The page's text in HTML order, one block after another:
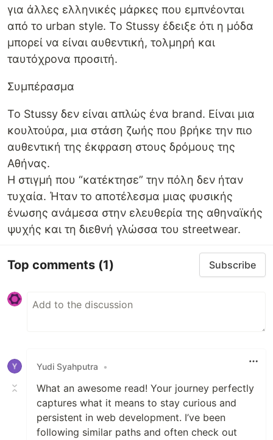
για άλλες ελληνικές μάρκες που εμπνέονται
από το urban style. Το Stussy έδειξε ότι η μόδα
μπορεί να είναι αυθεντική, τολμηρή και
ταυτόχρονα προσιτή.
Συμπέρασμα
Το Stussy δεν είναι απλώς ένα brand. Είναι μια
κουλτούρα, μια στάση ζωής που βρήκε την πιο
αυθεντική της έκφραση στους δρόμους της
Αθήνας.
Η στιγμή που “κατέκτησε” την πόλη δεν ήταν
τυχαία. Ήταν το αποτέλεσμα μιας φυσικής
ένωσης ανάμεσα στην ελευθερία της αθηναϊκής
ψυχής και τη διεθνή γλώσσα του streetwear.
Top comments (1) Subscribe
Yudi Syahputra •
What an awesome read! Your journey perfectly
captures what it means to stay curious and
persistent in web development. I’ve been
following similar paths and often check out